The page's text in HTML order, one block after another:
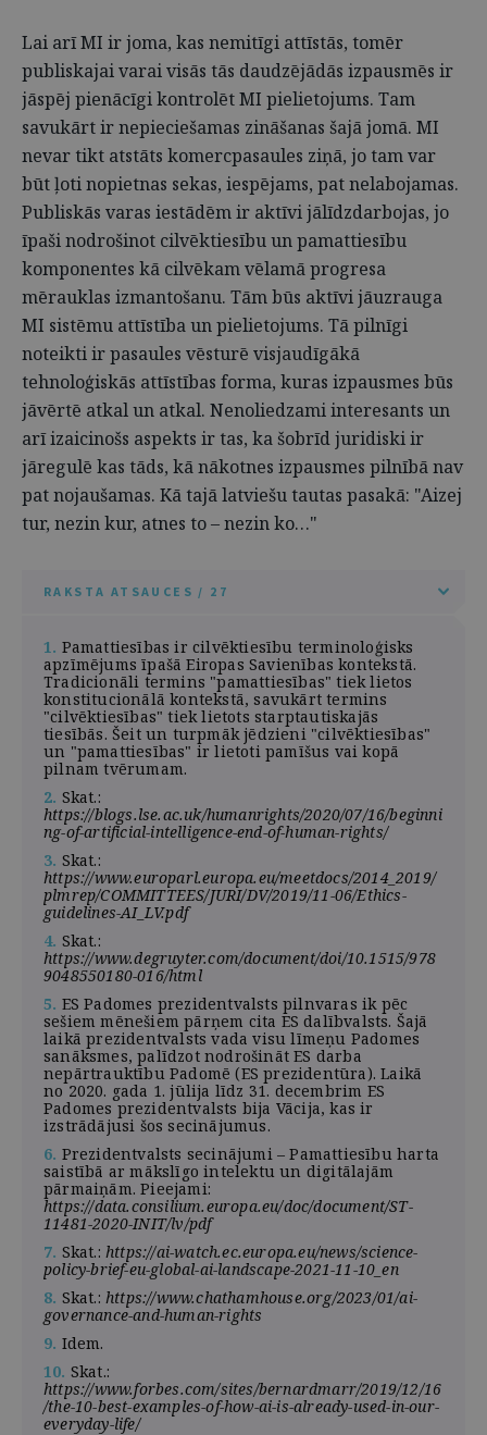
Lai arī MI ir joma, kas nemitīgi attīstās, tomēr
publiskajai varai visās tās daudzējādās izpausmēs ir
jāspēj pienācīgi kontrolēt MI pielietojums. Tam
savukārt ir nepieciešamas zināšanas šajā jomā. MI
nevar tikt atstāts komercpasaules ziņā, jo tam var
būt ļoti nopietnas sekas, iespējams, pat nelabojamas.
Publiskās varas iestādēm ir aktīvi jālīdzdarbojas, jo
īpaši nodrošinot cilvēktiesību un pamattiesību
komponentes kā cilvēkam vēlamā progresa
mērauklas izmantošanu. Tām būs aktīvi jāuzrauga
MI sistēmu attīstība un pielietojums. Tā pilnīgi
noteikti ir pasaules vēsturē visjaudīgākā
tehnoloģiskās attīstības forma, kuras izpausmes būs
jāvērtē atkal un atkal. Nenoliedzami interesants un
arī izaicinošs aspekts ir tas, ka šobrīd juridiski ir
jāregulē kas tāds, kā nākotnes izpausmes pilnībā nav
pat nojaušamas. Kā tajā latviešu tautas pasakā: "Aizej
tur, nezin kur, atnes to – nezin ko…"
RAKSTA ATSAUCES / 27
1. Pamattiesības ir cilvēktiesību terminoloģisks
apzīmējums īpašā Eiropas Savienības kontekstā.
Tradicionāli termins "pamattiesības" tiek lietos
konstitucionālā kontekstā, savukārt termins
"cilvēktiesības" tiek lietots starptautiskajās
tiesībās. Šeit un turpmāk jēdzieni "cilvēktiesības"
un "pamattiesības" ir lietoti pamīšus vai kopā
pilnam tvērumam.
2. Skat.:
https://blogs.lse.ac.uk/humanrights/2020/07/16/beginni
ng-of-artificial-intelligence-end-of-human-rights/
3. Skat.:
https://www.europarl.europa.eu/meetdocs/2014_2019/
plmrep/COMMITTEES/JURI/DV/2019/11-06/Ethics-
guidelines-AI_LV.pdf
4. Skat.:
https://www.degruyter.com/document/doi/10.1515/978
9048550180-016/html
5. ES Padomes prezidentvalsts pilnvaras ik pēc
sešiem mēnešiem pārņem cita ES dalībvalsts. Šajā
laikā prezidentvalsts vada visu līmeņu Padomes
sanāksmes, palīdzot nodrošināt ES darba
nepārtrauktību Padomē (ES prezidentūra). Laikā
no 2020. gada 1. jūlija līdz 31. decembrim ES
Padomes prezidentvalsts bija Vācija, kas ir
izstrādājusi šos secinājumus.
6. Prezidentvalsts secinājumi – Pamattiesību harta
saistībā ar mākslīgo intelektu un digitālajām
pārmaiņām. Pieejami:
https://data.consilium.europa.eu/doc/document/ST-
11481-2020-INIT/lv/pdf
7. Skat.:https://ai-watch.ec.europa.eu/news/science-
policy-brief-eu-global-ai-landscape-2021-11-10_en
8. Skat.:https://www.chathamhouse.org/2023/01/ai-
governance-and-human-rights
9. Idem.
10. Skat.:
https://www.forbes.com/sites/bernardmarr/2019/12/16
/the-10-best-examples-of-how-ai-is-already-used-in-our-
everyday-life/